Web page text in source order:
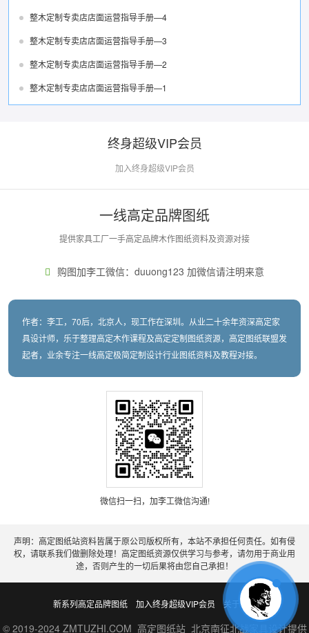
整木定制专卖店店面运营指导手册—4
整木定制专卖店店面运营指导手册—3
整木定制专卖店店面运营指导手册—2
整木定制专卖店店面运营指导手册—1
终身超级VIP会员
加入终身超级VIP会员
一线高定品牌图纸
提供家具工厂一手高定品牌木作图纸资料及资源对接
购图加李工微信：duuong123 加微信请注明来意
作者：李工，70后，北京人，现工作在深圳。从业二十余年资深高定家
具设计师，乐于整理高定木作课程及高定定制图纸资源，高定图纸联盟发
起者，业余专注一线高定极简定制设计行业图纸资料及教程对接。
微信扫一扫，加李工微信沟通!
声明：高定图纸站资料皆属于原公司版权所有，本站不承担任何责任。如有侵
权，请联系我们做删除处理！高定图纸资源仅供学习与参考，请勿用于商业用
途，否则产生的一切后果将由您自己承担！
新系列高定品牌图纸 加入终身超级VIP会员 关于老李
© 2019-2024 ZMTUZHI.COM 高定图纸站 北京南征北战家具设计提供